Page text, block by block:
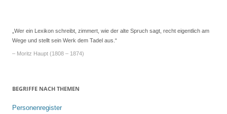
„Wer ein Lexikon schreibt, zimmert, wie der alte Spruch sagt, recht eigentlich am
Wege und stellt sein Werk dem Tadel aus.“
– Moritz Haupt (1808 – 1874)
BEGRIFFE NACH THEMEN
Personenregister